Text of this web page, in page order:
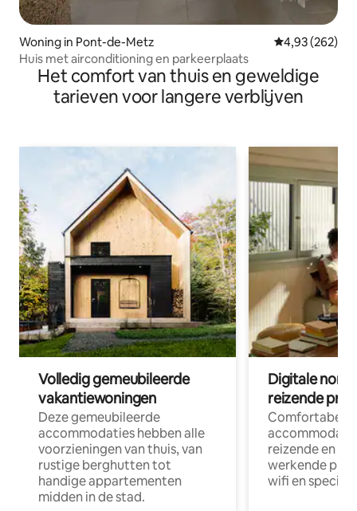
Woning in Pont-de-Metz Gemiddelde
4,93 (262)
Huis met airconditioning en parkeerplaats
Het comfort van thuis en geweldige
tarieven voor langere verblijven
Volledig gemeubileerde
vakantiewoningen
Deze gemeubileerde
accommodaties hebben alle
voorzieningen van thuis, van
rustige berghutten tot
handige appartementen
midden in de stad.
Digitale
reizende
Comfortabele
reizende en
werkende
wifi en